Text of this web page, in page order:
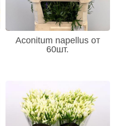
Aconitum napellus от
60шт.